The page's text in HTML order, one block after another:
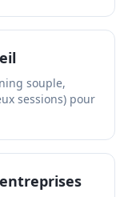
souple,
sessions) pour